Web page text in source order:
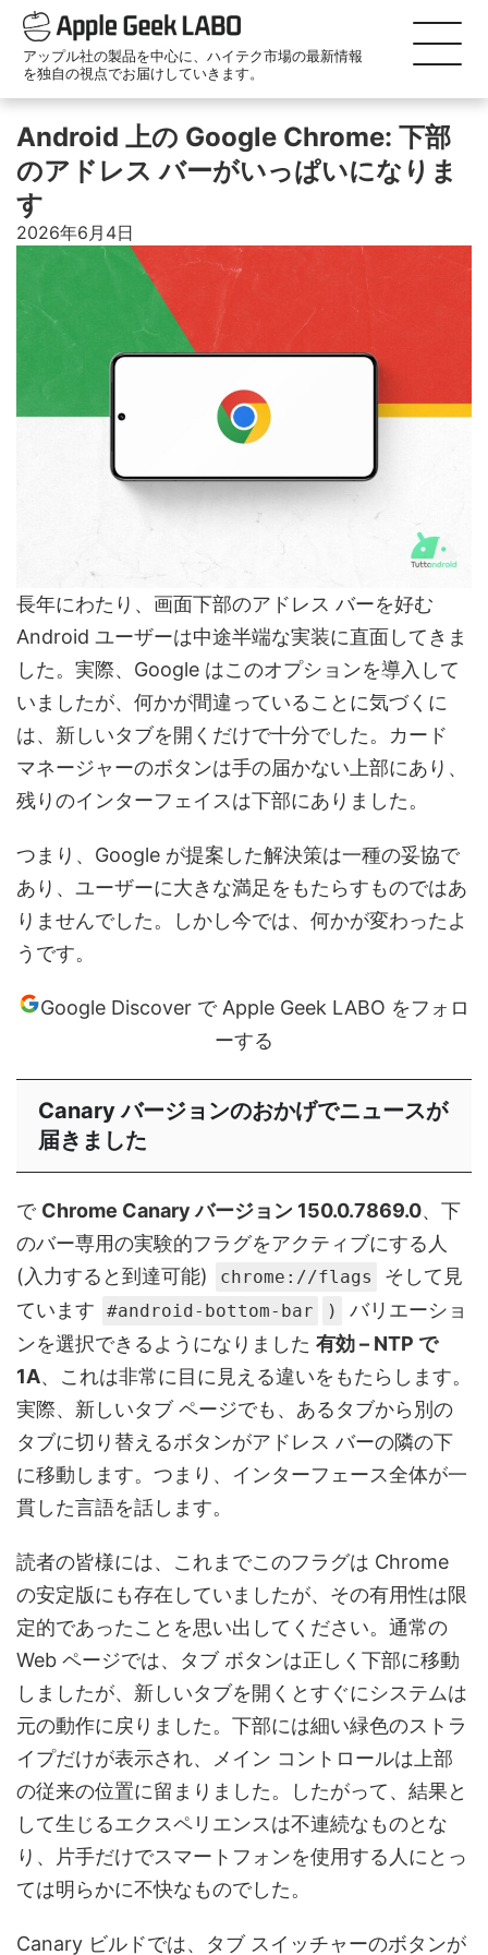
アップル社の製品を中心に、ハイテク市場の最新情報
を独自の視点でお届けしていきます。
Android 上の Google Chrome: 下部
のアドレス バーがいっぱいになりま
す
2026年6月4日
長年にわたり、画面下部のアドレス バーを好む
Android ユーザーは中途半端な実装に直面してきま
した。実際、Google はこのオプションを導入して
いましたが、何かが間違っていることに気づくに
は、新しいタブを開くだけで十分でした。カード
マネージャーのボタンは手の届かない上部にあり、
残りのインターフェイスは下部にありました。
つまり、Google が提案した解決策は一種の妥協で
あり、ユーザーに大きな満足をもたらすものではあ
りませんでした。しかし今では、何かが変わったよ
うです。
Google Discover で Apple Geek LABO をフォロ
ーする
Canary バージョンのおかげでニュースが
届きました
で Chrome Canary バージョン 150.0.7869.0、下
のバー専用の実験的フラグをアクティブにする人
(入力すると到達可能)
chrome://flags
そして見
ています
#android-bottom-bar )
バリエーショ
ンを選択できるようになりました 有効 – NTP で
1A、これは非常に目に見える違いをもたらします。
実際、新しいタブ ページでも、あるタブから別の
タブに切り替えるボタンがアドレス バーの隣の下
に移動します。つまり、インターフェース全体が一
貫した言語を話します。
読者の皆様には、これまでこのフラグは Chrome
の安定版にも存在していましたが、その有用性は限
定的であったことを思い出してください。通常の
Web ページでは、タブ ボタンは正しく下部に移動
しましたが、新しいタブを開くとすぐにシステムは
元の動作に戻りました。下部には細い緑色のストラ
イプだけが表示され、メイン コントロールは上部
の従来の位置に留まりました。したがって、結果と
して生じるエクスペリエンスは不連続なものとな
り、片手だけでスマートフォンを使用する人にとっ
ては明らかに不快なものでした。
Canary ビルドでは、タブ スイッチャーのボタンが